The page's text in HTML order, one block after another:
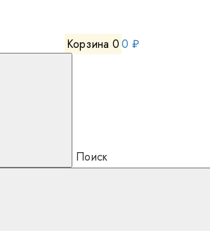
Корзина 00 ₽
Поиск